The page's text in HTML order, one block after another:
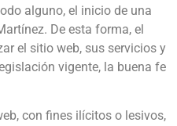
alguno, el inicio de una
De esta forma, el
el sitio web, sus servicios y
vigente, la buena fe
con fines ilícitos o lesivos,